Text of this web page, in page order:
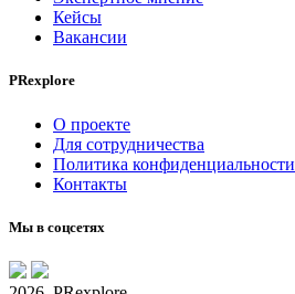
Кейсы
Вакансии
PRexplore
О проекте
Для сотрудничества
Политика конфиденциальности
Контакты
Мы в соцсетях